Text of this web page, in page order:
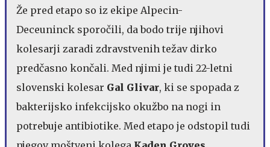
Že pred etapo so iz ekipe Alpecin-
Deceuninck sporočili, da bodo trije njihovi
kolesarji zaradi zdravstvenih težav dirko
predčasno končali. Med njimi je tudi 22-letni
slovenski kolesar Gal Glivar, ki se spopada z
bakterijsko infekcijsko okužbo na nogi in
potrebuje antibiotike. Med etapo je odstopil tudi